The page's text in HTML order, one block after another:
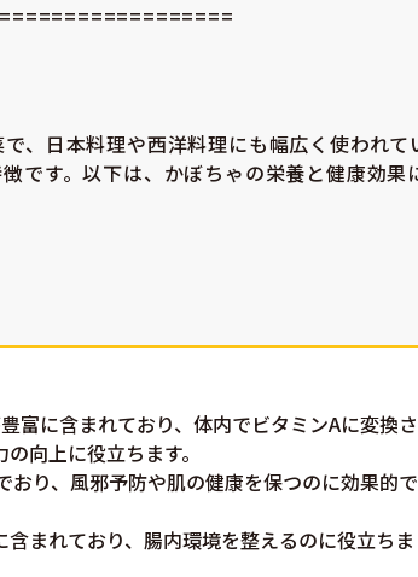
、日本料理や西洋料理にも幅広く使われて
です。以下は、かぼちゃの栄養と健康効果
富に含まれており、体内でビタミンAに変換さ
向上に役立ちます。
おり、風邪予防や肌の健康を保つのに効果的で
まれており、腸内環境を整えるのに役立ちま